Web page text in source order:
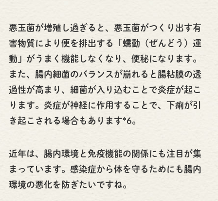
悪玉菌が増殖し過ぎると、悪玉菌がつくり出す有
害物質により便を排出する「蠕動（ぜんどう）運
動」がうまく機能しなくなり、便秘になります。
また、腸内細菌のバランスが崩れると腸粘膜の透
過性が高まり、細菌が入り込むことで炎症が起こ
ります。炎症が神経に作用することで、下痢が引
き起こされる場合もあります*6。
近年は、腸内環境と免疫機能の関係にも注目が集
まっています。感染症から体を守るためにも腸内
環境の悪化を防ぎたいですね。